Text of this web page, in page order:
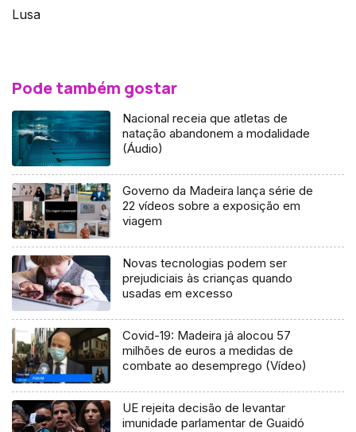
Lusa
Pode também gostar
Nacional receia que atletas de
natação abandonem a modalidade
(Áudio)
Governo da Madeira lança série de
22 vídeos sobre a exposição em
viagem
Novas tecnologias podem ser
prejudiciais às crianças quando
usadas em excesso
Covid-19: Madeira já alocou 57
milhões de euros a medidas de
combate ao desemprego (Vídeo)
UE rejeita decisão de levantar
imunidade parlamentar de Guaidó